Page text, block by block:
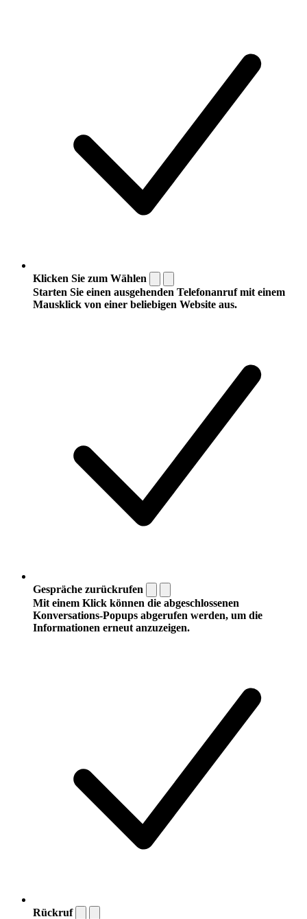
Klicken Sie zum Wählen
Starten Sie einen ausgehenden Telefonanruf mit einem
Mausklick von einer beliebigen Website aus.
Gespräche zurückrufen
Mit einem Klick können die abgeschlossenen
Konversations-Popups abgerufen werden, um die
Informationen erneut anzuzeigen.
Rückruf